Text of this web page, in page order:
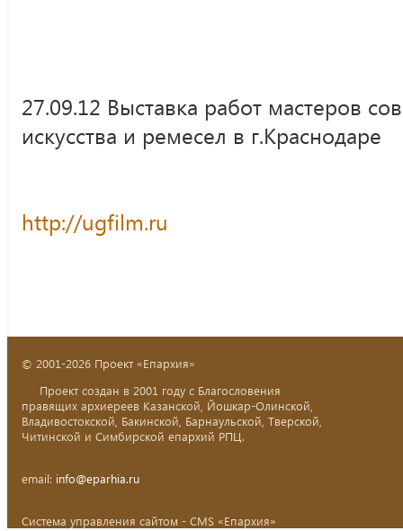
27.09.12 Выставка работ мастеров
искусства и ремесел в г.Краснодаре
http://ugfilm.ru
© 2001-2026 Проект «Епархия»
Проект создан в 2001 году с Благословения
правящих архиереев Казанской, Йошкар-Олинской,
Владивостокской, Бакинской, Барнаульской, Тверской,
Читинской и Симбирской епархий РПЦ.
email: info@eparhia.ru
Система управления сайтом - CMS «Епархия»